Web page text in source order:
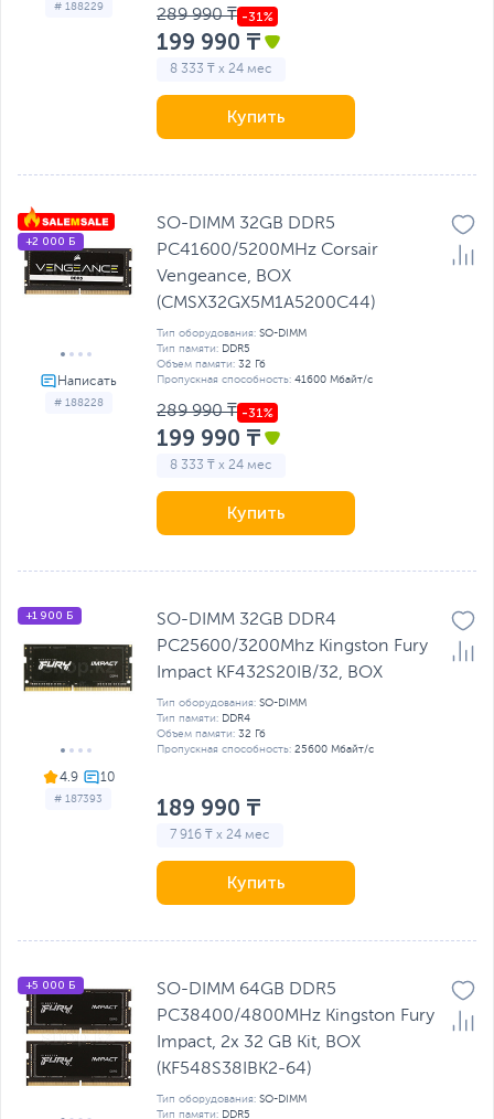
# 188229 289 990 ₸
199 990 ₸
8 333 ₸ x 24 мес
Купить
# 188228
+2 000 Б
SO-DIMM 32GB DDR5
PC41600/5200MHz Corsair
Vengeance, BOX
(CMSX32GX5M1A5200C44)
Тип оборудования: SO-DIMM
Тип памяти: DDR5
Объем памяти: 32 Гб
Пропускная способность: 41600 Мбайт/с
289 990 ₸
199 990 ₸
8 333 ₸ x 24 мес
Купить
4.9
# 187393
+1 900 Б
SO-DIMM 32GB DDR4
PC25600/3200Mhz Kingston Fury
Impact KF432S20IB/32, BOX
Тип оборудования: SO-DIMM
Тип памяти: DDR4
Объем памяти: 32 Гб
Пропускная способность: 25600 Мбайт/с
189 990 ₸
7 916 ₸ x 24 мес
Купить
+5 000 Б
SO-DIMM 64GB DDR5
PC38400/4800MHz Kingston Fury
Impact, 2x 32 GB Kit, BOX
(KF548S38IBK2-64)
Тип оборудования: SO-DIMM
Тип памяти: DDR5